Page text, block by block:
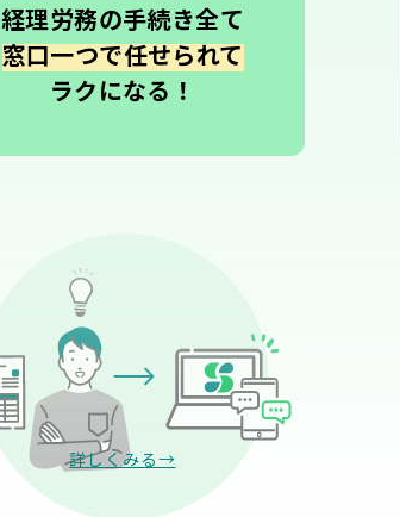
経理労務の手続き全て
窓口一つで任せられて
ラクになる！
詳しくみる→